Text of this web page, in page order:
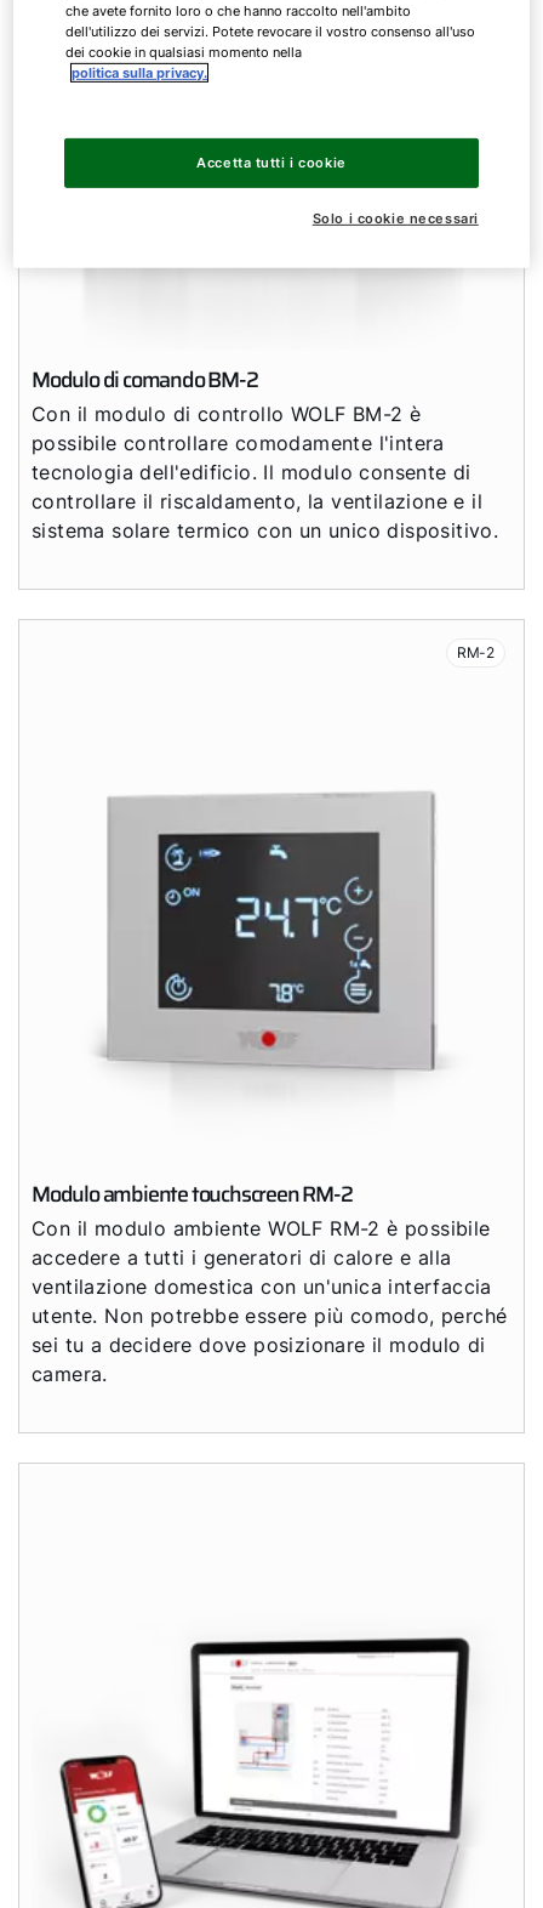
Modulo di comando BM-2
Con il modulo di controllo WOLF BM-2 è
possibile controllare comodamente l'intera
tecnologia dell'edificio. Il modulo consente di
controllare il riscaldamento, la ventilazione e il
sistema solare termico con un unico dispositivo.
RM-2
Modulo ambiente touchscreen RM-2
Con il modulo ambiente WOLF RM-2 è possibile
accedere a tutti i generatori di calore e alla
ventilazione domestica con un'unica interfaccia
utente. Non potrebbe essere più comodo, perché
sei tu a decidere dove posizionare il modulo di
camera.
che avete fornito loro o che hanno raccolto nell'ambito
dell'utilizzo dei servizi. Potete revocare il vostro consenso all'uso
dei cookie in qualsiasi momento nella
politica sulla privacy.
Solo i cookie necessari
Accetta tutti i cookie